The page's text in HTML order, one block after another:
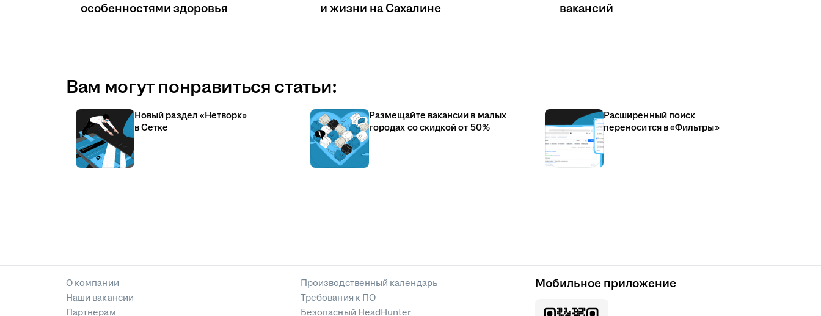
особенностями здоровья
и жизни на Сахалине
вакансий
Вам могут понравиться статьи:
Новый раздел «Нетворк»
в Сетке
Размещайте вакансии в малых
городах со скидкой от 50%
Расширенный поиск
переносится в «Фильтры»
О компании
Наши вакансии
Партнерам
Производственный календарь
Требования к ПО
Безопасный HeadHunter
Мобильное приложение